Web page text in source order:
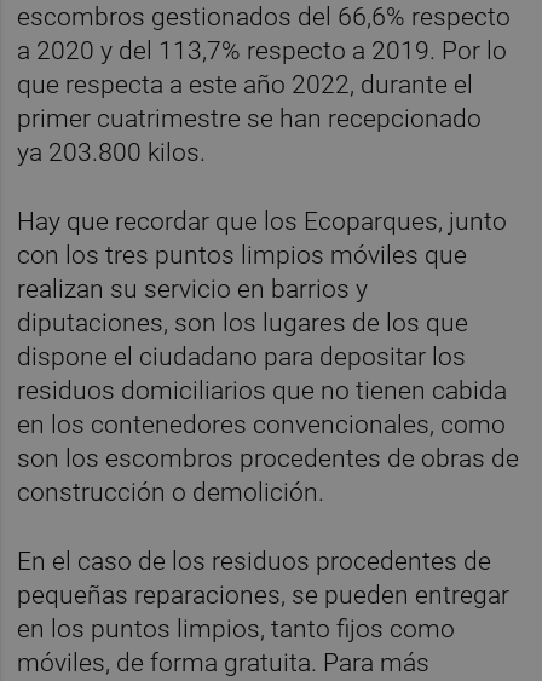
escombros gestionados del 66,6% respecto
a 2020 y del 113,7% respecto a 2019. Por lo
que respecta a este año 2022, durante el
primer cuatrimestre se han recepcionado
ya 203.800 kilos.
Hay que recordar que los Ecoparques, junto
con los tres puntos limpios móviles que
realizan su servicio en barrios y
diputaciones, son los lugares de los que
dispone el ciudadano para depositar los
residuos domiciliarios que no tienen cabida
en los contenedores convencionales, como
son los escombros procedentes de obras de
construcción o demolición.
En el caso de los residuos procedentes de
pequeñas reparaciones, se pueden entregar
en los puntos limpios, tanto fijos como
móviles, de forma gratuita. Para más